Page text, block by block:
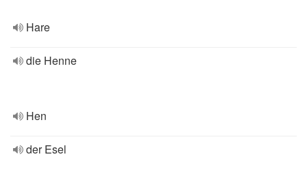
Hare
die Henne
Hen
der Esel